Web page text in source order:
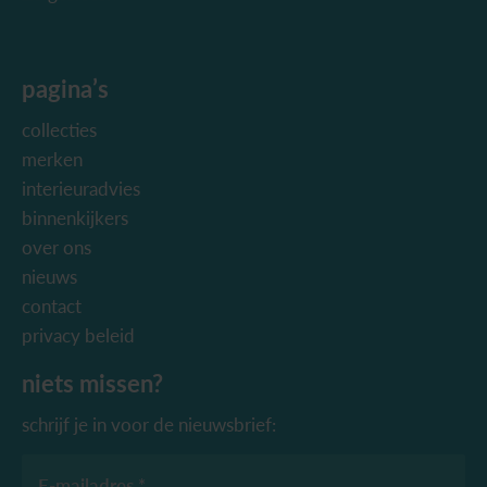
pagina’s
collecties
merken
interieuradvies
binnenkijkers
over ons
nieuws
contact
privacy beleid
niets missen?
schrijf je in voor de nieuwsbrief: